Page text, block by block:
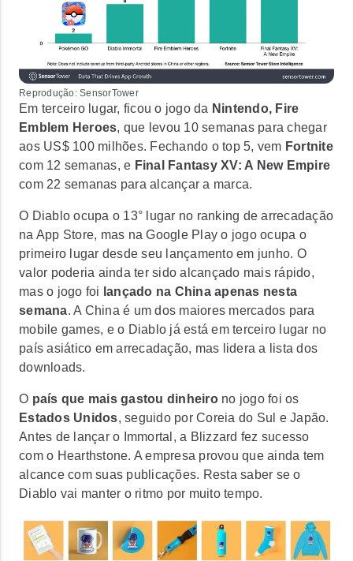
Reprodução: SensorTower
Em terceiro lugar, ficou o jogo da Nintendo, Fire
Emblem Heroes, que levou 10 semanas para chegar
aos US$ 100 milhões. Fechando o top 5, vem Fortnite
com 12 semanas, e Final Fantasy XV: A New Empire
com 22 semanas para alcançar a marca.
O Diablo ocupa o 13° lugar no ranking de arrecadação
na App Store, mas na Google Play o jogo ocupa o
primeiro lugar desde seu lançamento em junho. O
valor poderia ainda ter sido alcançado mais rápido,
mas o jogo foi lançado na China apenas nesta
semana. A China é um dos maiores mercados para
mobile games, e o Diablo já está em terceiro lugar no
país asiático em arrecadação, mas lidera a lista dos
downloads.
O país que mais gastou dinheirono jogo foi os
Estados Unidos, seguido por Coreia do Sul e Japão.
Antes de lançar o Immortal, a Blizzard fez sucesso
com o Hearthstone. A empresa provou que ainda tem
alcance com suas publicações. Resta saber se o
Diablo vai manter o ritmo por muito tempo.